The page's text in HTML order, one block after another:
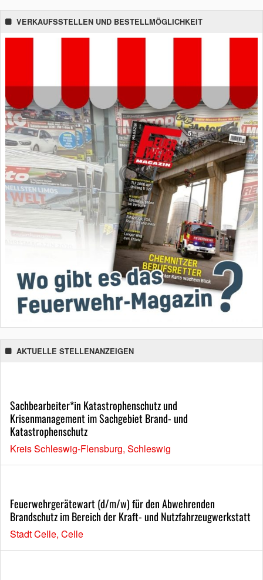
VERKAUFSSTELLEN UND BESTELLMÖGLICHKEIT
AKTUELLE STELLENANZEIGEN
Sachbearbeiter*in Katastrophenschutz und
Krisenmanagement im Sachgebiet Brand- und
Katastrophenschutz
Kreis Schleswig-Flensburg, Schleswig
Feuerwehrgerätewart (d/m/w) für den Abwehrenden
Brandschutz im Bereich der Kraft- und Nutzfahrzeugwerkstatt
Stadt Celle, Celle